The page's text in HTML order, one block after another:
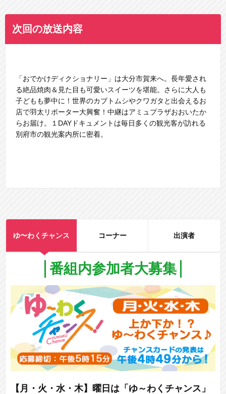
次回の放送内容
「おでかけディクショナリー」は大分市賀来へ。長年愛され
る絶品焼肉＆見た目も可愛いスイーツを堪能。さらに大人も
子どもも夢中に！世界のカブトムシやクワガタと出会えるお
店で羽太リポーター大興奮！中継はアミュプラザおおいたか
らお届け。１DAYドキュメントは毎日多くの観光客が訪れる
別府市の観光案内所に密着。
ゆ〜わくチャンス コーナー 出演者
番組内参加者大募集
【月・火・水・木】曜日は「ゆ～わくチャンス」